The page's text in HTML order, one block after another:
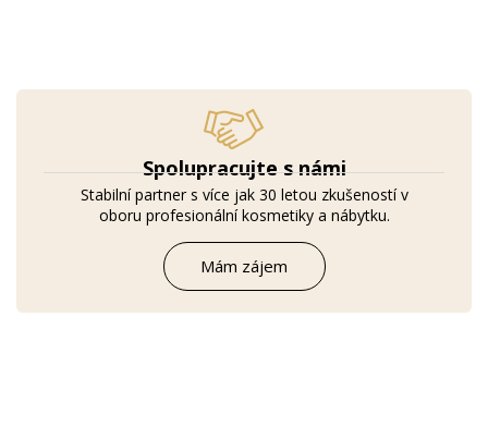
Spolupracujte s námi
Stabilní partner s více jak 30 letou zkušeností v
oboru profesionální kosmetiky a nábytku.
Mám zájem